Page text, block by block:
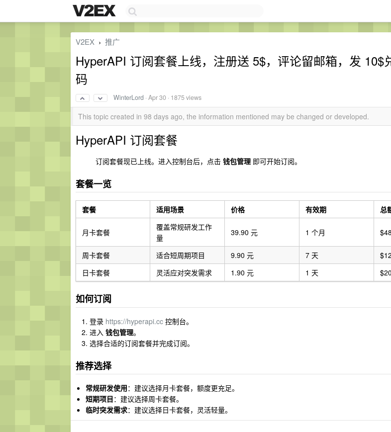
V2EX › 推广
HyperAPI 订阅套餐上线，注册送 5$，评论留邮箱，发 10$
码
WinterLord ·Apr 30 · 1875 views
This topic created in 98 days ago, the information mentioned may be changed or developed.
HyperAPI 订阅套餐
订阅套餐现已上线。进入控制台后，点击 钱包管理 即可开始订阅。
套餐一览
套餐 适用场景 价格 有效期 总
月卡套餐
覆盖常规研发工作
量
39.90 元 1 个月
周卡套餐 适合短周期项目 9.90 元 7 天
日卡套餐
灵活应对突发需求 1.90 元 1 天
如何订阅
登录 https://hyperapi.cc 控制台。
进入 钱包管理。
选择合适的订阅套餐并完成订阅。
推荐选择
常规研发使用：建议选择月卡套餐，额度更充足。
短期项目：建议选择周卡套餐。
临时突发需求：建议选择日卡套餐，灵活轻量。